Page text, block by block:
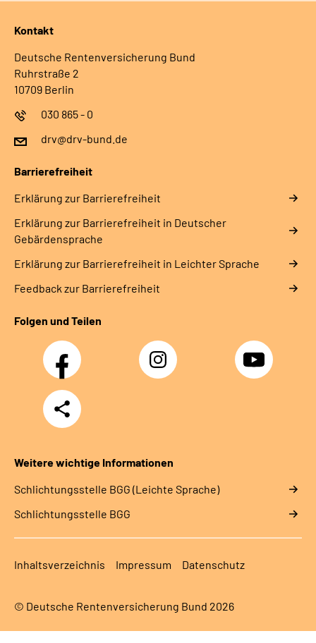
Kontakt
Deutsche Rentenversicherung Bund
Ruhrstraße 2
10709 Berlin
030 865 - 0
drv@drv-bund.de
Barrierefreiheit
Erklärung zur Barrierefreiheit
Erklärung zur Barrierefreiheit in Deutscher
Gebärdensprache
Erklärung zur Barrierefreiheit in Leichter Sprache
Feedback zur Barrierefreiheit
Folgen und Teilen
Facebook Instagram YouTube
Teilen
Weitere wichtige Informationen
Schlich­tungs­stel­le BGG (Leichte Sprache)
Schlich­tungs­stel­le BGG
Inhaltsverzeichnis Impressum Datenschutz
© Deutsche Rentenversicherung Bund 2026